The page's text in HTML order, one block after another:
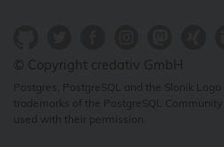
DevOps
Docker
© Copyright credativ GmbH
Postgres, PostgreSQL and the Slonik
trademarks of the PostgreSQL
used with their permission.